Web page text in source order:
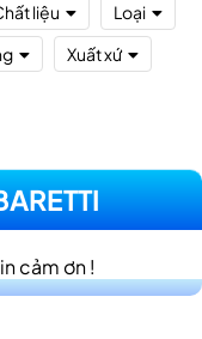
liệu
Loại
Xuất xứ
cảm ơn !